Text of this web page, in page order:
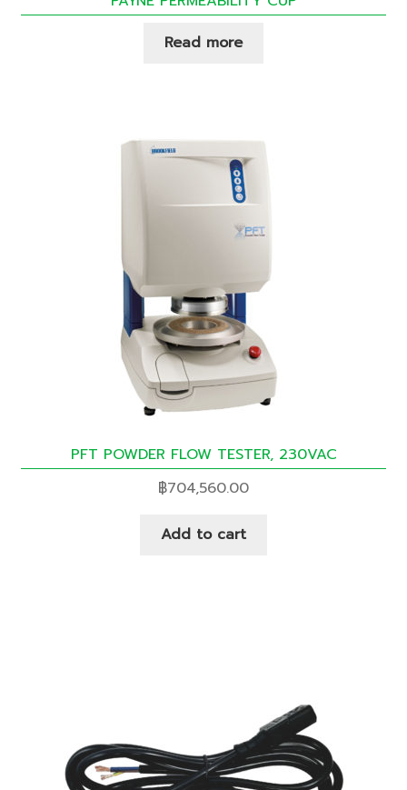
Read more
PFT POWDER FLOW TESTER, 230VAC
฿704,560.00
Add to cart